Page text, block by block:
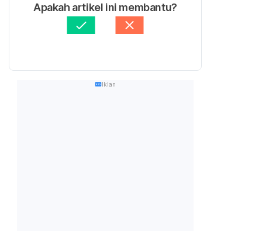
Apakah artikel ini membantu?
Iklan